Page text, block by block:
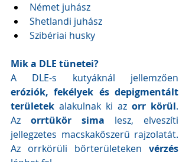
Német juhász
Shetlandi juhász
Szibériai husky
Mik a DLE tünetei?
eróziók, fekélyek és depigmentált
területek alakulnak ki az orr körül.
Az orrtükör sima lesz, elveszíti
jellegzetes macskakőszerű rajzolatát.
Az orrkörüli bőrterületeken vérzés